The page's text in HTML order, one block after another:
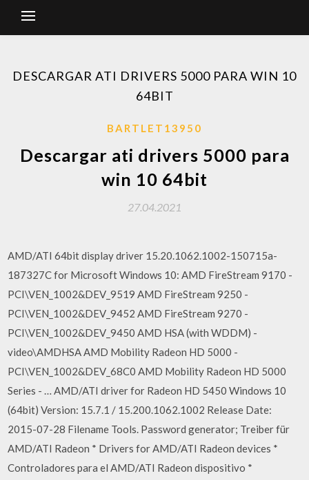
DESCARGAR ATI DRIVERS 5000 PARA WIN 10
64BIT
BARTLET13950
Descargar ati drivers 5000 para
win 10 64bit
27.04.2021
AMD/ATI 64bit display driver 15.20.1062.1002-150715a-
187327C for Microsoft Windows 10: AMD FireStream 9170 -
PCI\VEN_1002&DEV_9519 AMD FireStream 9250 -
PCI\VEN_1002&DEV_9452 AMD FireStream 9270 -
PCI\VEN_1002&DEV_9450 AMD HSA (with WDDM) -
video\AMDHSA AMD Mobility Radeon HD 5000 -
PCI\VEN_1002&DEV_68C0 AMD Mobility Radeon HD 5000
Series - … AMD/ATI driver for Radeon HD 5450 Windows 10
(64bit) Version: 15.7.1 / 15.200.1062.1002 Release Date:
2015-07-28 Filename Tools. Password generator; Treiber für
AMD/ATI Radeon * Drivers for AMD/ATI Radeon devices *
Controladores para el AMD/ATI Radeon dispositivo *